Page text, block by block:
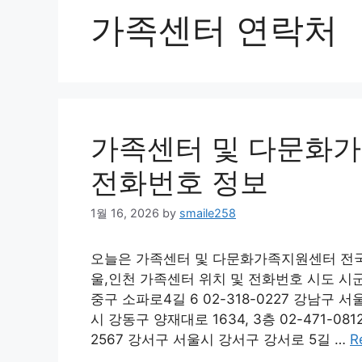
가족센터 연락처
가족센터 및 다문화
전화번호 정보
1월 16, 2026 by smaile258
오늘은 가족센터 및 다문화가족지원센터
울,인천 가족센터 위치 및 전화번호 시도 시
중구 소파로4길 6 02-318-0227 강남구 서
시 강동구 양재대로 1634, 3층 02-471-
2567 강서구 서울시 강서구 강서로 5길 …